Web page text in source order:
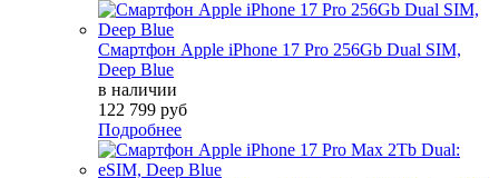
Смартфон Apple iPhone 17 Pro 256Gb Dual SIM,
Deep Blue
в наличии
122 799 руб
Подробнее